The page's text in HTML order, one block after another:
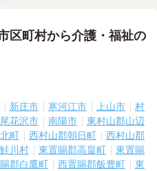
区町村から介護・福祉の
新庄市 寒河江市 上山市
村
尾花沢市 南陽市
東村山郡山辺
町 西村山郡朝日町
西村山郡
川村 東置賜郡高畠町
東置賜
郡白鷹町 西置賜郡飯豊町
東